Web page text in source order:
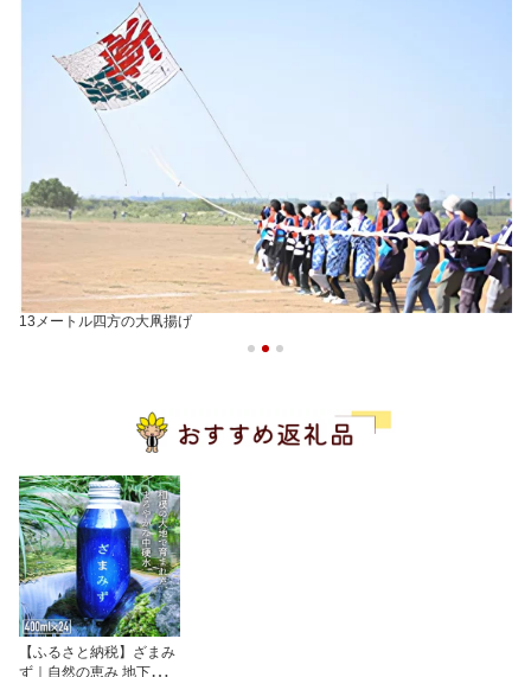
13メートル四方の大凧揚げ
【ふるさと納税】ざまみ
ず｜自然の恵み 地下水